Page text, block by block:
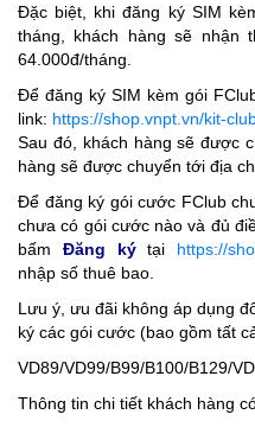
Đặc biệt, khi đăng ký SIM
tháng, khách hàng sẽ nhận
64.000đ/tháng.
Để đăng ký SIM kèm gói
link: https://shop.vnpt.vn/kit-
Sau đó, khách hàng sẽ được
hàng sẽ được chuyển tới địa
Để đăng ký gói cước FClub
chưa có gói cước nào và đủ
bấm Đăng kýtại https://
nhập số thuê bao.
Lưu ý, ưu đãi không áp dụng
ký các gói cước (bao gồm tất
VD89/VD99/B99/B100/B129/
Thông tin chi tiết khách hàng